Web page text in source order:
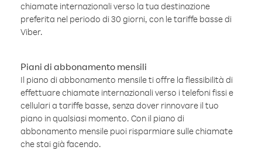
chiamate internazionali verso la tua destinazione
preferita nel periodo di 30 giorni, con le tariffe basse di
Viber.
Piani di abbonamento mensili
Il piano di abbonamento mensile ti offre la flessibilità di
effettuare chiamate internazionali verso i telefoni fissi e
cellulari a tariffe basse, senza dover rinnovare il tuo
piano in qualsiasi momento. Con il piano di
abbonamento mensile puoi risparmiare sulle chiamate
che stai già facendo.